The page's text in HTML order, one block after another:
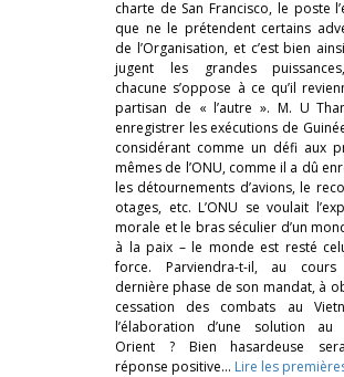
charte de San Francisco, le poste
que ne le prétendent certains
de l’Organisation, et c’est bien
jugent les grandes
chacune s’oppose à ce qu’il
partisan de « l’autre ». M. U
enregistrer les exécutions de
considérant comme un défi aux
mêmes de l’ONU, comme il a dû
les détournements d’avions, le
otages, etc. L’ONU se voulait
morale et le bras séculier d’un
à la paix – le monde est resté
force. Parviendra-t-il, au
dernière phase de son mandat, à
cessation des combats au
l’élaboration d’une solution au
Orient ? Bien hasardeuse
réponse positive… Lire les